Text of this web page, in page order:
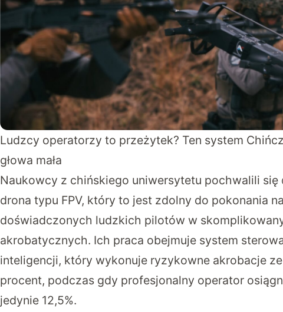
Ludzcy operatorzy to przeżytek? Ten system
głowa mała
Naukowcy z chińskiego uniwersytetu pochwalili się
drona typu FPV, który to jest zdolny do pokonania
doświadczonych ludzkich pilotów w
akrobatycznych. Ich praca obejmuje system
inteligencji, który wykonuje ryzykowne akrobacje
procent, podczas gdy profesjonalny operator
jedynie 12,5%.